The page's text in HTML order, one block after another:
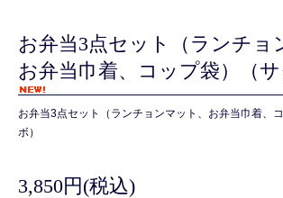
お弁当3点セット（ランチョ
お弁当巾着、コップ袋）（サ
お弁当3点セット（ランチョンマット、お弁当巾着、
ボ）
3,850円(税込)